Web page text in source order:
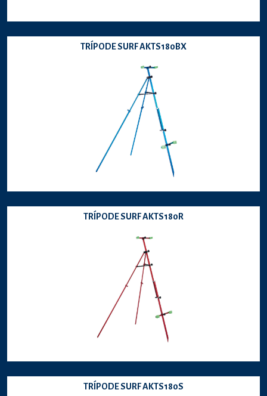
TRÍPODE SURF AKTS180BX
TRÍPODE SURF AKTS180R
TRÍPODE SURF AKTS180S